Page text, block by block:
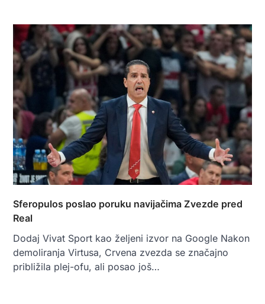
Sferopulos poslao poruku navijačima Zvezde pred
Real
Dodaj Vivat Sport kao željeni izvor na Google Nakon
demoliranja Virtusa, Crvena zvezda se značajno
približila plej-ofu, ali posao još…